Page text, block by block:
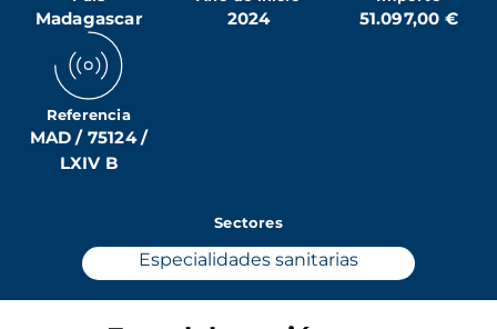
Madagascar 2024 51.097,00 €
Referencia
MAD / 75124 /
LXIV B
Sectores
Especialidades sanitarias